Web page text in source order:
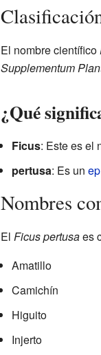
El nombre científico
Supplementum
¿Qué
Ficus: Este es el
pertusa: Es un
Nombres
El Ficus pertusaes
Amatillo
Camichín
Higuito
Injerto